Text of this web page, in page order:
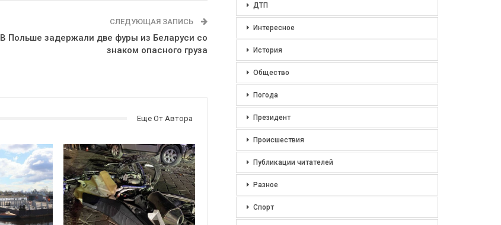
СЛЕДУЮЩАЯ ЗАПИСЬ
В Польше задержали две фуры из Беларуси со
знаком опасного груза
Еще От Автора
ДТП
Интересное
История
Общество
Погода
Президент
Происшествия
Публикации читателей
Разное
Спорт